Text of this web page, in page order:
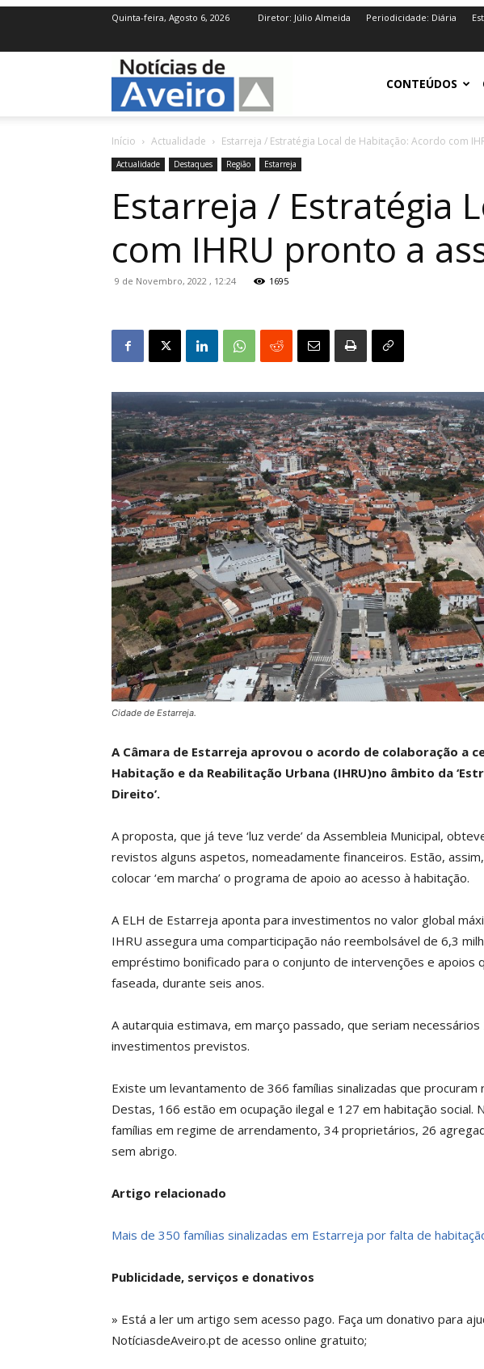
Quinta-feira, Agosto 6, 2026 Diretor: Júlio Almeida Periodicidade: Diária
NotíciasdeAveiro.ptCONTEÚDOS
Início Actualidade Estarreja / Estratégia Local de Habitação: Acordo com
Actualidade Destaques Região Estarreja
Estarreja / Estratégia
com IHRU pronto a
9 de Novembro, 2022 , 12:24 1695
Cidade de Estarreja.
A Câmara de Estarreja aprovou o acordo de colaboração a
Habitação e da Reabilitação Urbana (IHRU)no âmbito da
Direito’.
A proposta, que já teve ‘luz verde’ da Assembleia Municipal,
revistos alguns aspetos, nomeadamente financeiros. Estão,
colocar ‘em marcha’ o programa de apoio ao acesso à habitação.
A ELH de Estarreja aponta para investimentos no valor global
IHRU assegura uma comparticipação náo reembolsável de 6,3
empréstimo bonificado para o conjunto de intervenções e apoios
faseada, durante seis anos.
A autarquia estimava, em março passado, que seriam
investimentos previstos.
Existe um levantamento de 366 famílias sinalizadas que procuram
Destas, 166 estão em ocupação ilegal e 127 em habitação social.
famílias em regime de arrendamento, 34 proprietários, 26
sem abrigo.
Artigo relacionado
Mais de 350 famílias sinalizadas em Estarreja por falta de
Publicidade, serviços e donativos
» Está a ler um artigo sem acesso pago. Faça um donativo para
NotíciasdeAveiro.pt de acesso online gratuito;